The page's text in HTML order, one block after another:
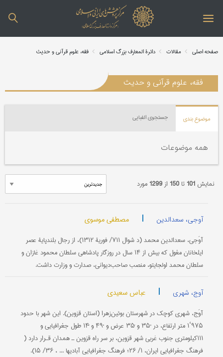
صفحه اصلی مقالات دائرة المعارف بزرگ اسلامی فقه، علوم قرآنی و حدیث
فقه، علوم قرآنی و حدیث
موضوع بندی جستجوی الفبایی
همه موضوعات
نمایش 101تا150 از1299مورد
آوجی، سعدالدین | مصطفی موسوی
آوَجی، سعدالدین محمد (د شوال ۷۱۱/ فوریۀ ۱۳۱۲)، از رجال بلندپایۀ عصر
ایلخانان مغول که بیش از ۱۴ سال در روزگار پادشاهی سلطان محمود غازان و
سلطان محمد اولجایتو، منصب صاحب‌دیوانی، صدارت و وزارت داشت.
آوج، شهری | عباس سعیدی
آوَج، شهری کوچک در شهرستان بوئین‌زهرا (استان قزوین). این شهر با حدود
۹۷۵‘۱ متر ارتفاع، در ˚۳۵ و ́۳۵ عرض و ˚۴۹ و ́́۱۴ طول جغرافیایی و
۱۱۱کیلومتری جنوب غربی شهر قزوین، بر سر راه قزوین ـ همدان قـرار دارد (
‌فرهنگ جغرافیایی ایران، ۱/ ۲۶؛ فرهنگ جغرافیایی آبادیها ... ، ۳۶/ ۱۵).